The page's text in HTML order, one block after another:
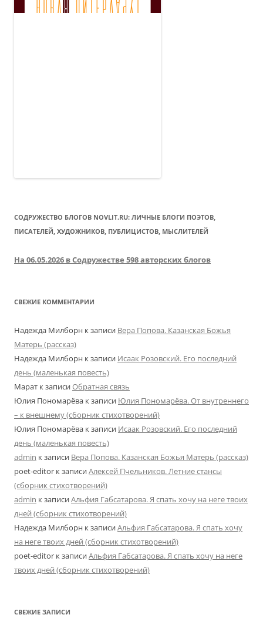
СОДРУЖЕСТВО БЛОГОВ NOVLIT.RU: ЛИЧНЫЕ БЛОГИ ПОЭТОВ,
ПИСАТЕЛЕЙ, ХУДОЖНИКОВ, ПУБЛИЦИСТОВ, МЫСЛИТЕЛЕЙ
На 06.05.2026 в Содружестве 598 авторских блогов
СВЕЖИЕ КОММЕНТАРИИ
Надежда Милборн к записи Вера Попова. Казанская Божья
Матерь (рассказ)
Надежда Милборн к записи Исаак Розовский. Его последний
день (маленькая повесть)
Марат к записиОбратная связь
Юлия Пономарёва к записи Юлия Пономарёва. От внутреннего
– к внешнему (сборник стихотворений)
Юлия Пономарёва к записи Исаак Розовский. Его последний
день (маленькая повесть)
admin к записи Вера Попова. Казанская Божья Матерь (рассказ)
poet-editor к записиАлексей Пчельников. Летние стансы
(сборник стихотворений)
admin к записиАльфия Габсатарова. Я спать хочу на неге твоих
дней (сборник стихотворений)
Надежда Милборн к записиАльфия Габсатарова. Я спать хочу
на неге твоих дней (сборник стихотворений)
poet-editor к записиАльфия Габсатарова. Я спать хочу на неге
твоих дней (сборник стихотворений)
СВЕЖИЕ ЗАПИСИ